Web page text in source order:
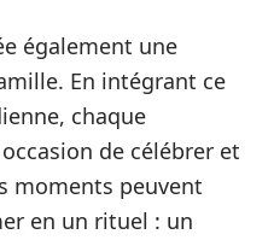
également une
En intégrant ce
chaque
de célébrer et
moments peuvent
en un rituel : un